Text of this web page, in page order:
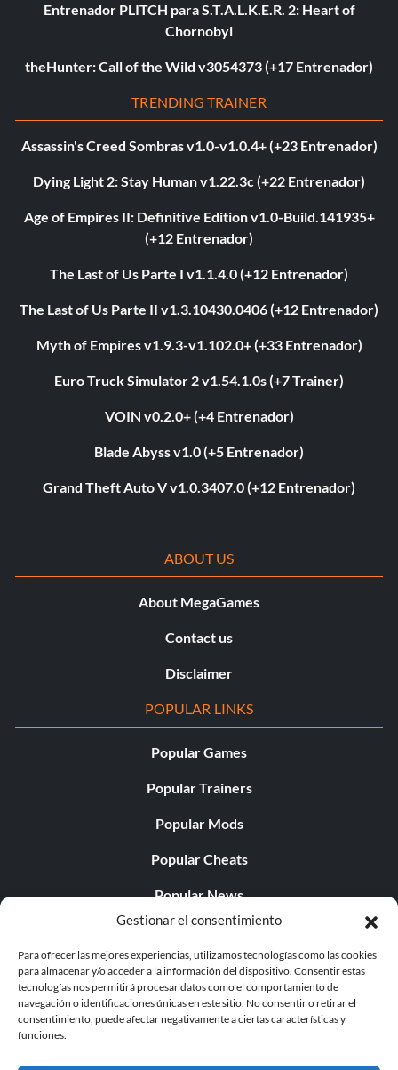
Gestionar el consentimiento
Para ofrecer las mejores experiencias, utilizamos tecnologías como las cookies
para almacenar y/o acceder a la información del dispositivo. Consentir estas
tecnologías nos permitirá procesar datos como el comportamiento de
navegación o identificaciones únicas en este sitio. No consentir o retirar el
consentimiento, puede afectar negativamente a ciertas características y
funciones.
Entrenador PLITCH para S.T.A.L.K.E.R. 2: Heart of
Chornobyl
theHunter: Call of the Wild v3054373 (+17 Entrenador)
TRENDING TRAINER
Assassin's Creed Sombras v1.0-v1.0.4+ (+23 Entrenador)
Dying Light 2: Stay Human v1.22.3c (+22 Entrenador)
Age of Empires II: Definitive Edition v1.0-Build.141935+
(+12 Entrenador)
The Last of Us Parte I v1.1.4.0 (+12 Entrenador)
The Last of Us Parte II v1.3.10430.0406 (+12 Entrenador)
Myth of Empires v1.9.3-v1.102.0+ (+33 Entrenador)
Euro Truck Simulator 2 v1.54.1.0s (+7 Trainer)
VOIN v0.2.0+ (+4 Entrenador)
Blade Abyss v1.0 (+5 Entrenador)
Grand Theft Auto V v1.0.3407.0 (+12 Entrenador)
ABOUT US
About MegaGames
Contact us
Disclaimer
POPULAR LINKS
Popular Games
Popular Trainers
Popular Mods
Popular Cheats
Popular News
Popular Editorials
Popular Free Games
LATEST UPDATES